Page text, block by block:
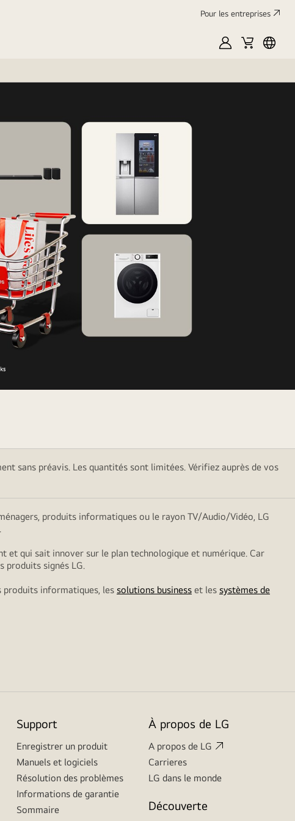
Pour les entreprises
Mon
Panier
sans préavis. Les quantités sont limitées. Vérifiez auprès de vos
produits informatiques ou le rayon TV/Audio/Vidéo, LG
qui sait innover sur le plan technologique et numérique. Car
produits signés LG.
produits informatiques, les solutions business et les systèmes de
Support
Enregistrer un produit
Manuels et logiciels
Résolution des problèmes
Informations de garantie
Sommaire
À propos de LG
A propos de LG
Carrieres
LG dans le monde
Découverte